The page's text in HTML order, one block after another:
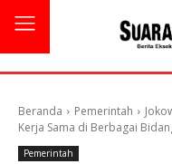
Beranda Pemerintah
Kerja Sama di Berbagai
Pemerintah